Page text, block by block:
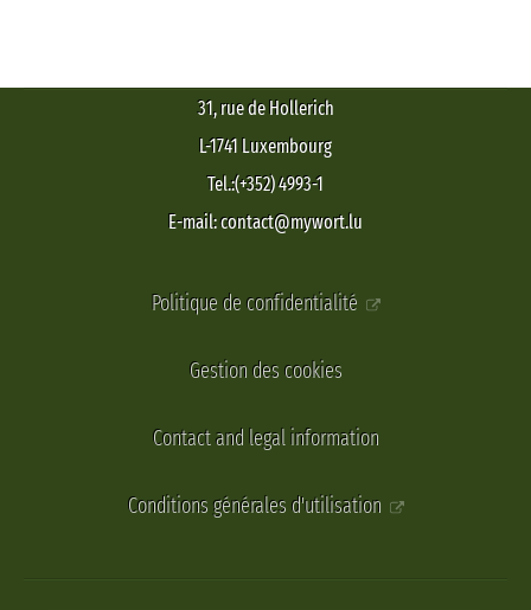
31, rue de Hollerich
L-1741 Luxembourg
Tel.:(+352) 4993-1
E-mail: contact@mywort.lu
Politique de confidentialité
Gestion des cookies
Contact and legal information
Conditions générales d'utilisation